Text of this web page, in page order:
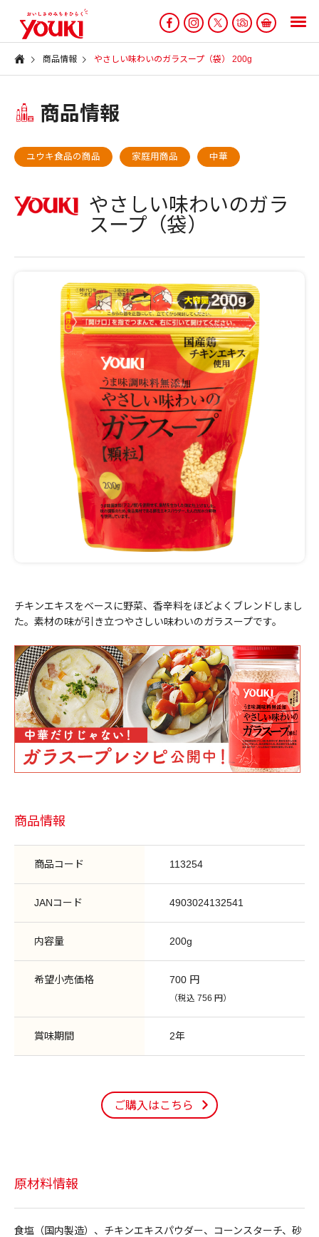
商品情報 やさしい味わいのガラスープ（袋） 200g
商品情報
ユウキ食品の商品 家庭用商品 中華
やさしい味わいのガラ
スープ（袋）
チキンエキスをベースに野菜、香辛料をほどよくブレンドしまし
た。素材の味が引き立つやさしい味わいのガラスープです。
商品情報
商品コード 113254
JANコード 4903024132541
内容量 200g
希望小売価格 700 円
（税込 756 円）
賞味期間 2年
ご購入はこちら
原材料情報
食塩（国内製造）、チキンエキスパウダー、コーンスターチ、砂